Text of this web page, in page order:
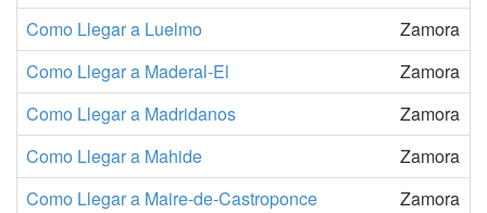
Como Llegar a Luelmo
Zamora
Como Llegar a Maderal-El
Zamora
Como Llegar a Madridanos
Zamora
Como Llegar a Mahide
Zamora
Como Llegar a Maire-de-Castroponce
Zamora